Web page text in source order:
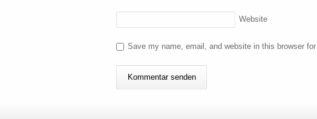
Website
Save my name, email, and website in this browser